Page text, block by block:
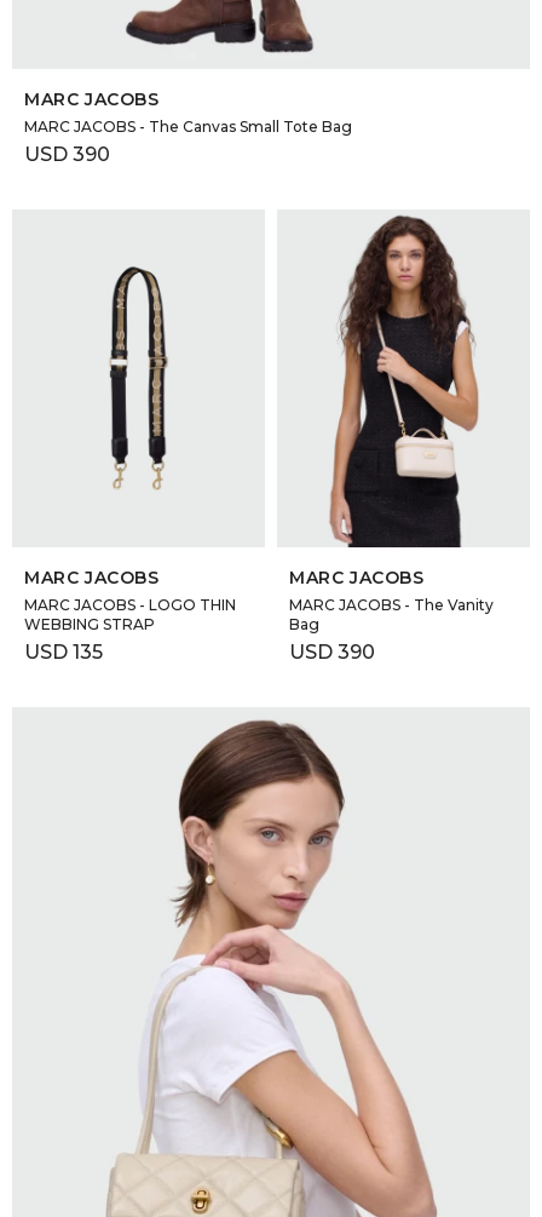
SELECCIONAR TALLE
MARC JACOBS
MARC JACOBS - The Canvas Small Tote Bag
USD 390
MARC JACOBS
MARC JACOBS - LOGO THIN
WEBBING STRAP
USD 135
SELECCIONAR TALLE
MARC JACOBS
MARC JACOBS - The Vanity
Bag
USD 390